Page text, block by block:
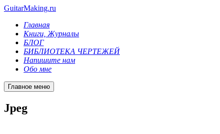
GuitarMaking.ru
Главная
Книги, Журналы
БЛОГ
БИБЛИОТЕКА ЧЕРТЕЖЕЙ
Напишите нам
Обо мне
Главное меню
Jpeg